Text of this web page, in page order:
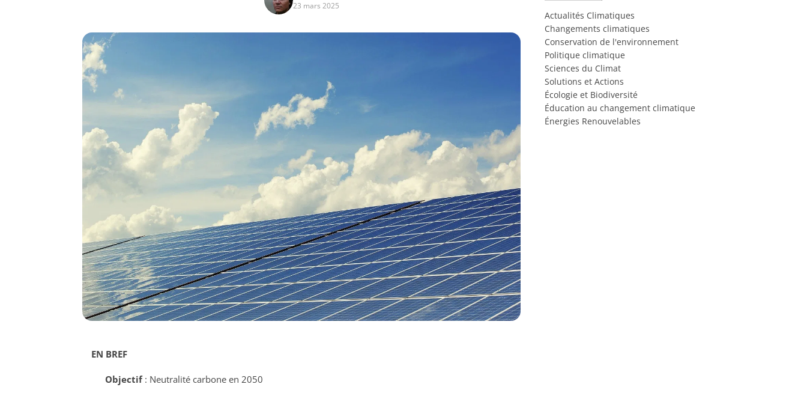
23 mars 2025
EN BREF
Objectif: Neutralité carbone en 2050
Actualités Climatiques
Changements climatiques
Conservation de l'environnement
Politique climatique
Sciences du Climat
Solutions et Actions
Écologie et Biodiversité
Éducation au changement climatique
Énergies Renouvelables